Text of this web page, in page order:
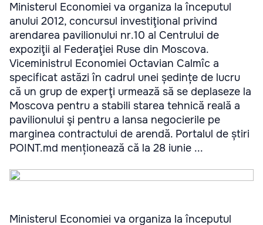
Ministerul Economiei va organiza la începutul
anului 2012, concursul investiţional privind
arendarea pavilionului nr.10 al Centrului de
expoziţii al Federaţiei Ruse din Moscova.
Viceministrul Economiei Octavian Calmîc a
specificat astăzi în cadrul unei ședințe de lucru
că un grup de experţi urmează să se deplaseze la
Moscova pentru a stabili starea tehnică reală a
pavilionului şi pentru a lansa negocierile pe
marginea contractului de arendă. Portalul de știri
POINT.md menționează că la 28 iunie ...
Ministerul Economiei va organiza la începutul